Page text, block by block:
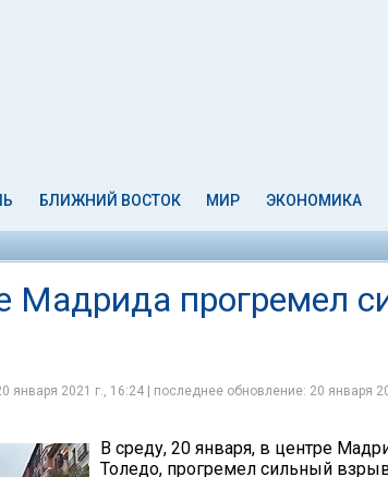
БЛИЖНИЙ ВОСТОК МИР ЭКОНОМИКА
Мадрида прогремел
января 2021 г., 16:24 | последнее обновление: 20 января
В среду, 20 января, в центре
Толедо, прогремел сильный